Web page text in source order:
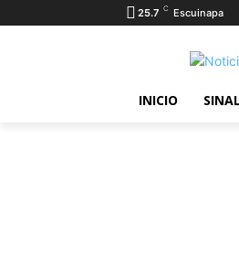
25.7 C Escuinapa
INICIO